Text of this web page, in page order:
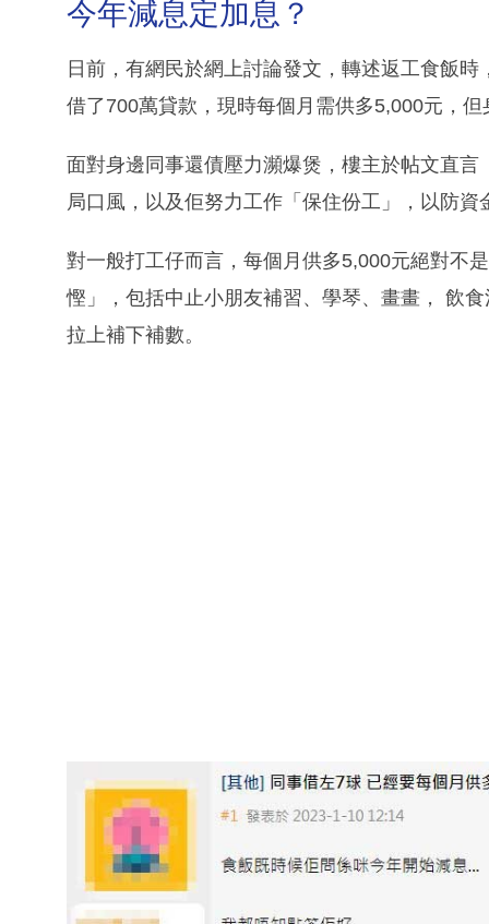
今年減息定加息？
日前，有網民於網上討論發文，轉述返工食飯
借了700萬貸款，現時每個月需供多5,000元，
面對身邊同事還債壓力瀕爆煲，樓主於帖文直
局口風，以及佢努力工作「保住份工」，以防資
對一般打工仔而言，每個月供多5,000元絕對不
慳」，包括中止小朋友補習、學琴、畫畫， 飲
拉上補下補數。